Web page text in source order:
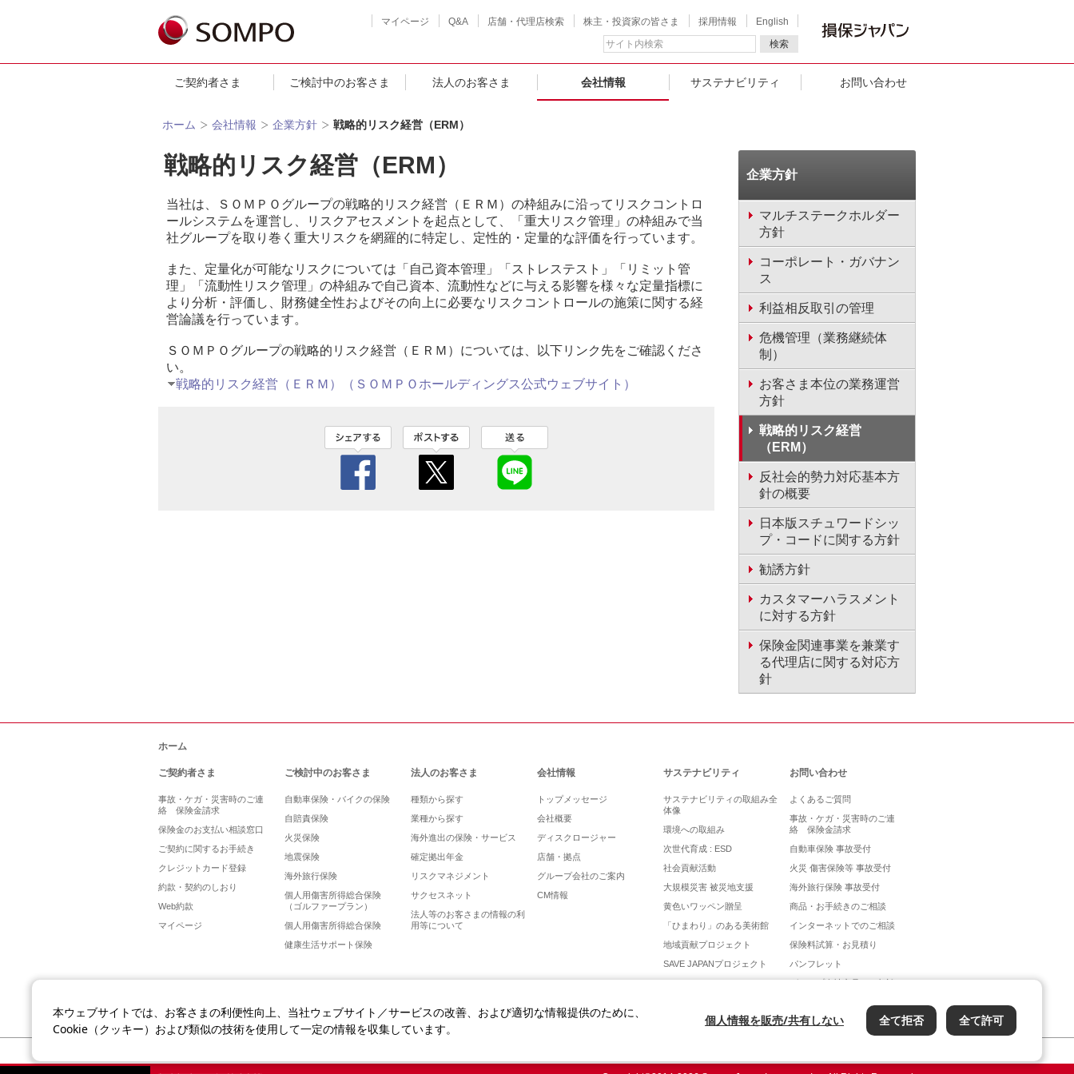
マイページ Q&A 店舗・代理店検索 株主・投資家の皆さま 採用情報
English
検索
ご契約者さま ご検討中のお客さま 法人のお客さま 会社情報 サステナビリティ お問い合わせ
ホーム 会社情報 企業方針 戦略的リスク経営（ERM）
戦略的リスク経営（ERM）
当社は、ＳＯＭＰＯグループの戦略的リスク経営（ＥＲＭ）の枠組みに沿ってリスクコントロ
ールシステムを運営し、リスクアセスメントを起点として、「重大リスク管理」の枠組みで当
社グループを取り巻く重大リスクを網羅的に特定し、定性的・定量的な評価を行っています。
また、定量化が可能なリスクについては「自己資本管理」「ストレステスト」「リミット管
理」「流動性リスク管理」の枠組みで自己資本、流動性などに与える影響を様々な定量指標に
より分析・評価し、財務健全性およびその向上に必要なリスクコントロールの施策に関する経
営論議を行っています。
ＳＯＭＰＯグループの戦略的リスク経営（ＥＲＭ）については、以下リンク先をご確認くださ
い。
戦略的リスク経営（ＥＲＭ）（ＳＯＭＰＯホールディングス公式ウェブサイト）
企業方針
マルチステークホルダー
方針
コーポレート・ガバナン
ス
利益相反取引の管理
危機管理（業務継続体
制）
お客さま本位の業務運営
方針
戦略的リスク経営
（ERM）
反社会的勢力対応基本方
針の概要
日本版スチュワードシッ
プ・コードに関する方針
勧誘方針
カスタマーハラスメント
に対する方針
保険金関連事業を兼業す
る代理店に関する対応方
針
ホーム
ご契約者さま
事故・ケガ・災害時のご連
絡 保険金請求
保険金のお支払い相談窓口
ご契約に関するお手続き
クレジットカード登録
約款・契約のしおり
Web約款
マイページ
ご検討中のお客さま
自動車保険・バイクの保険
自賠責保険
火災保険
地震保険
海外旅行保険
個人用傷害所得総合保険
（ゴルファープラン）
個人用傷害所得総合保険
健康生活サポート保険
法人のお客さま
種類から探す
業種から探す
海外進出の保険・サービス
確定拠出年金
リスクマネジメント
サクセスネット
法人等のお客さまの情報の利
用等について
会社情報
トップメッセージ
会社概要
ディスクロージャー
店舗・拠点
グループ会社のご案内
CM情報
サステナビリティ
サステナビリティの取組み全
体像
環境への取組み
次世代育成 : ESD
社会貢献活動
大規模災害 被災地支援
黄色いワッペン贈呈
「ひまわり」のある美術館
地域貢献プロジェクト
SAVE JAPANプロジェクト
お問い合わせ
よくあるご質問
事故・ケガ・災害時のご連
絡 保険金請求
自動車保険 事故受付
火災 傷害保険等 事故受付
海外旅行保険 事故受付
商品・お手続きのご相談
インターネットでのご相談
保険料試算・お見積り
パンフレット
グループ会社商品のご相談
本ウェブサイトでは、お客さまの利便性向上、当社ウェブサイト／サービスの改善、および適切な情報提供のために、
Cookie（クッキー）および類似の技術を使用して一定の情報を収集しています。
個人情報を販売/共有しない 全て拒否 全て許可